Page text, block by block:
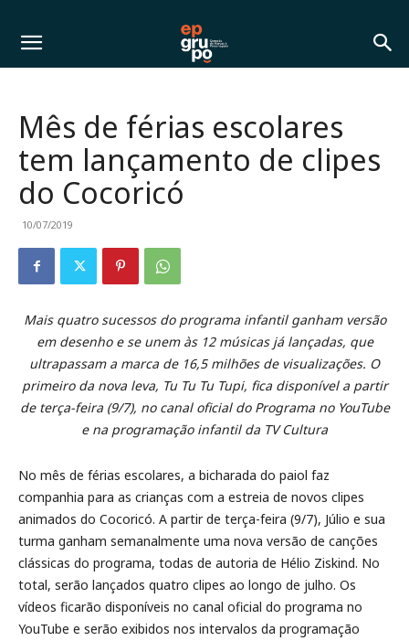
Mês de férias escolares
tem lançamento de clipes
do Cocoricó
10/07/2019
Mais quatro sucessos do programa infantil ganham versão
em desenho e se unem às 12 músicas já lançadas, que
ultrapassam a marca de 16,5 milhões de visualizações. O
primeiro da nova leva, Tu Tu Tu Tupi, fica disponível a partir
de terça-feira (9/7), no canal oficial do Programa no YouTube
e na programação infantil da TV Cultura
No mês de férias escolares, a bicharada do paiol faz
companhia para as crianças com a estreia de novos clipes
animados do Cocoricó. A partir de terça-feira (9/7), Júlio e sua
turma ganham semanalmente uma nova versão de canções
clássicas do programa, todas de autoria de Hélio Ziskind. No
total, serão lançados quatro clipes ao longo de julho. Os
vídeos ficarão disponíveis no canal oficial do programa no
YouTube e serão exibidos nos intervalos da programação